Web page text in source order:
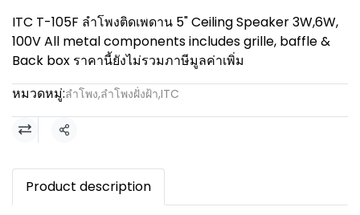
ITC T-105F ลำโพงติดเพดาน 5" Ceiling Speaker 3W,6W,
100V All metal components includes grille, baffle &
Back box ราคานี้ยังไม่รวมภาษีมูลค่าเพิ่ม
หมวดหมู่:ลำโพง,ลำโพงฝั่งฝ้า,ITC
แชร์
Product description